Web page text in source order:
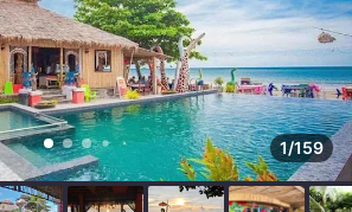
1/159